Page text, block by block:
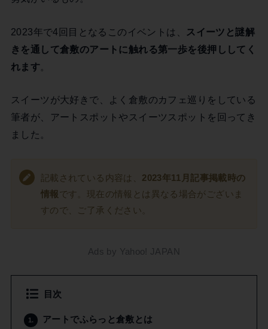
2023年で4回目となるこのイベントは、
スイーツと謎解
きを通して倉敷のアートに触れる第一歩を後押ししてく
れます。
スイーツが大好きで、よく倉敷のカフェ巡りをしている
筆者が、アートスポットやスイーツスポットを回ってき
ました。
記載されている内容は、 2023年11月記事掲載時の
情報です。現在の情報とは異なる場合がございま
すので、ご了承ください。
Ads by Yahoo! JAPAN
目次
1. アートでふらっと倉敷とは